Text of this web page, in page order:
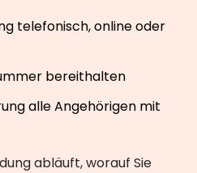
telefonisch, online oder
bereithalten
alle Angehörigen mit
abläuft, worauf Sie